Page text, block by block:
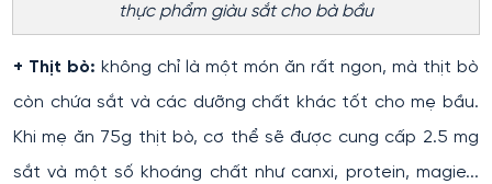
thực phẩm giàu sắt cho bà bầu
+ Thịt bò: không chỉ là một món ăn rất ngon, mà thịt bò
còn chứa sắt và các dưỡng chất khác tốt cho mẹ bầu.
Khi mẹ ăn 75g thịt bò, cơ thể sẽ được cung cấp 2.5 mg
sắt và một số khoáng chất như canxi, protein, magie...